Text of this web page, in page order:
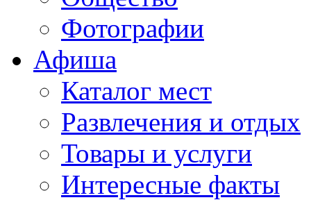
Фотографии
Афиша
Каталог мест
Развлечения и отдых
Товары и услуги
Интересные факты